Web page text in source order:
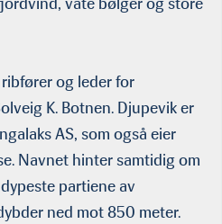
og leder for
K. Botnen. Djupevik er
AS, som også eier
Navnet hinter samtidig om
partiene av
ned mot 850 meter.